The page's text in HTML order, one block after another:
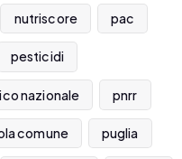
nutriscore pac
pesticidi
nazionale pnrr
comune puglia